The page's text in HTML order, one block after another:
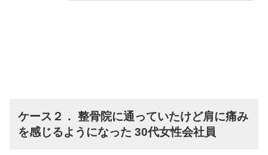
ケース２． 整骨院に通っていたけど肩に痛み
を感じるようになった 30代女性会社員